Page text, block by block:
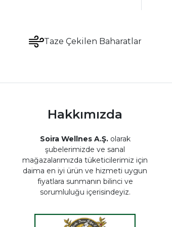
Taze Çekilen Baharatlar
Hakkımızda
Soira Wellnes A.Ş.olarak
şubelerimizde ve sanal
mağazalarımızda tüketicilerimiz için
daima en iyi ürün ve hizmeti uygun
fiyatlara sunmanın bilinci ve
sorumluluğu içerisindeyiz.